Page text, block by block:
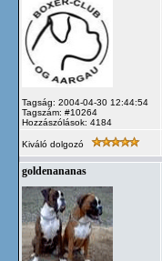
Tagság: 2004-04-30 12:44:54
Tagszám: #10264
Hozzászólások: 4184
Kiváló dolgozó
goldenananas